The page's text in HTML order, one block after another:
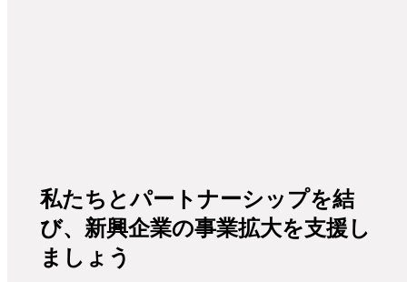
私たちとパートナーシップを結
び、新興企業の事業拡大を支援し
ましょう